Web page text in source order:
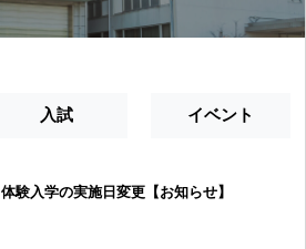
入試 イベント
体験入学の実施日変更【お知らせ】